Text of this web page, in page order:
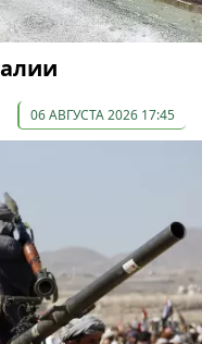
06 АВГУСТА 2026 17:45